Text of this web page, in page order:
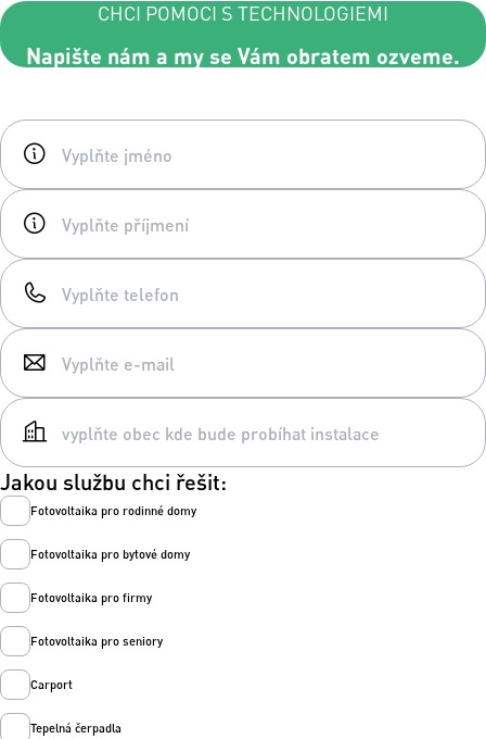
CHCI POMOCI S TECHNOLOGIEMI
Napište nám a my se Vám obratem ozveme.
Jakou službu chci řešit:
Fotovoltaika pro rodinné domy
Fotovoltaika pro bytové domy
Fotovoltaika pro firmy
Fotovoltaika pro seniory
Carport
Tepelná čerpadla